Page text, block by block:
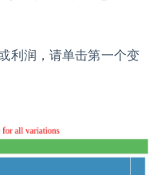
利润，请单击第一个变